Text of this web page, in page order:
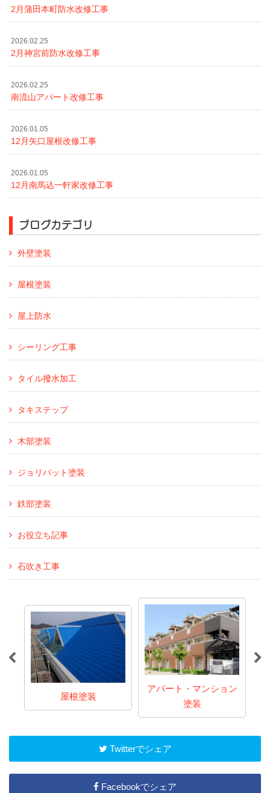
2月蒲田本町防水改修工事
2026.02.25
2月神宮前防水改修工事
2026.02.25
南流山アパート改修工事
2026.01.05
12月矢口屋根改修工事
2026.01.05
12月南馬込一軒家改修工事
ブログカテゴリ
外壁塗装
屋根塗装
屋上防水
シーリング工事
タイル撥水加工
タキステップ
木部塗装
ジョリパット塗装
鉄部塗装
お役立ち記事
石吹き工事
屋根塗装
アパート・マンション
塗装
Twitterでシェア
Facebookでシェア